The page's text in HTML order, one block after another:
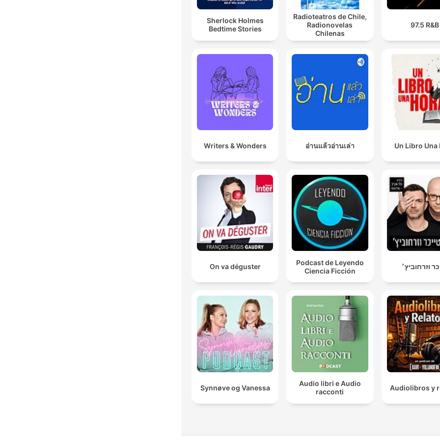
Sherlock Holmes
Bedtime Stories
Radioteatros de Chile,
Radionovelas
Chilenas
97.5 R&B
Writers & Wonders อ่านแล้วอ่านเล่า Un Libro Una
On va déguster
Podcast de Leyendo
Ciencia Ficción
וזרחוביץ׳
Synnøve og Vanessa
Audio libri e Audio
racconti
Audiolibros y